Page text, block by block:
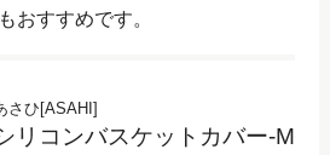
おすすめです。
さひ[ASAHI]
リコンバスケットカバー-M